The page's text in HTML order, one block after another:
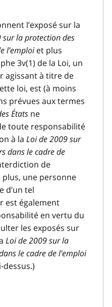
l’exposé sur la
sur la protection des
l’emploiet plus
3v(1) de la Loi, un
agissant à titre de
loi, est (à moins
prévues aux termes
États ne
toute responsabilité
à la Loi de 2009 sur
dans le cadre de
de
une personne
d’un tel
est également
en vertu du
les exposés sur
Loi de 2009 sur la
le cadre de l’emploi
dessus.)